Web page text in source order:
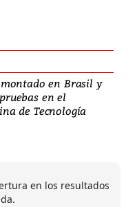
montado en Brasil y
en el
de Tecnología
en los resultados